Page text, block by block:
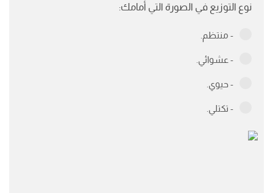
نوع التوزيع في الصورة التي أمامك:
- منتظم.
- عشوائي.
- حيوي.
- تكتلي.